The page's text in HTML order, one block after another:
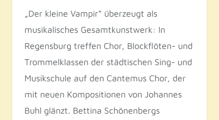
„Der kleine Vampir“ überzeugt als
musikalisches Gesamtkunstwerk: In
Regensburg treffen Chor, Blockflöten- und
Trommelklassen der städtischen Sing- und
Musikschule auf den Cantemus Chor, der
mit neuen Kompositionen von Johannes
Buhl glänzt. Bettina Schönenbergs